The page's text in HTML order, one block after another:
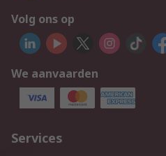
Volg ons op
We aanvaarden
Services